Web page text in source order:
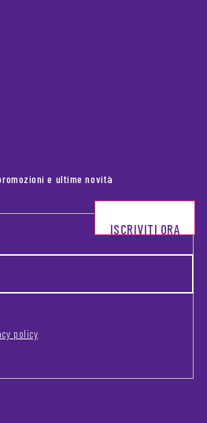
e ultime novità
policy
ISCRIVITI ORA